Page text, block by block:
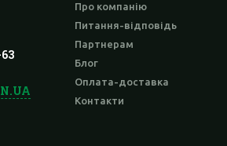
Про компанію
Питання-відповідь
Партнерам
Блог
Оплата-доставка
Контакти